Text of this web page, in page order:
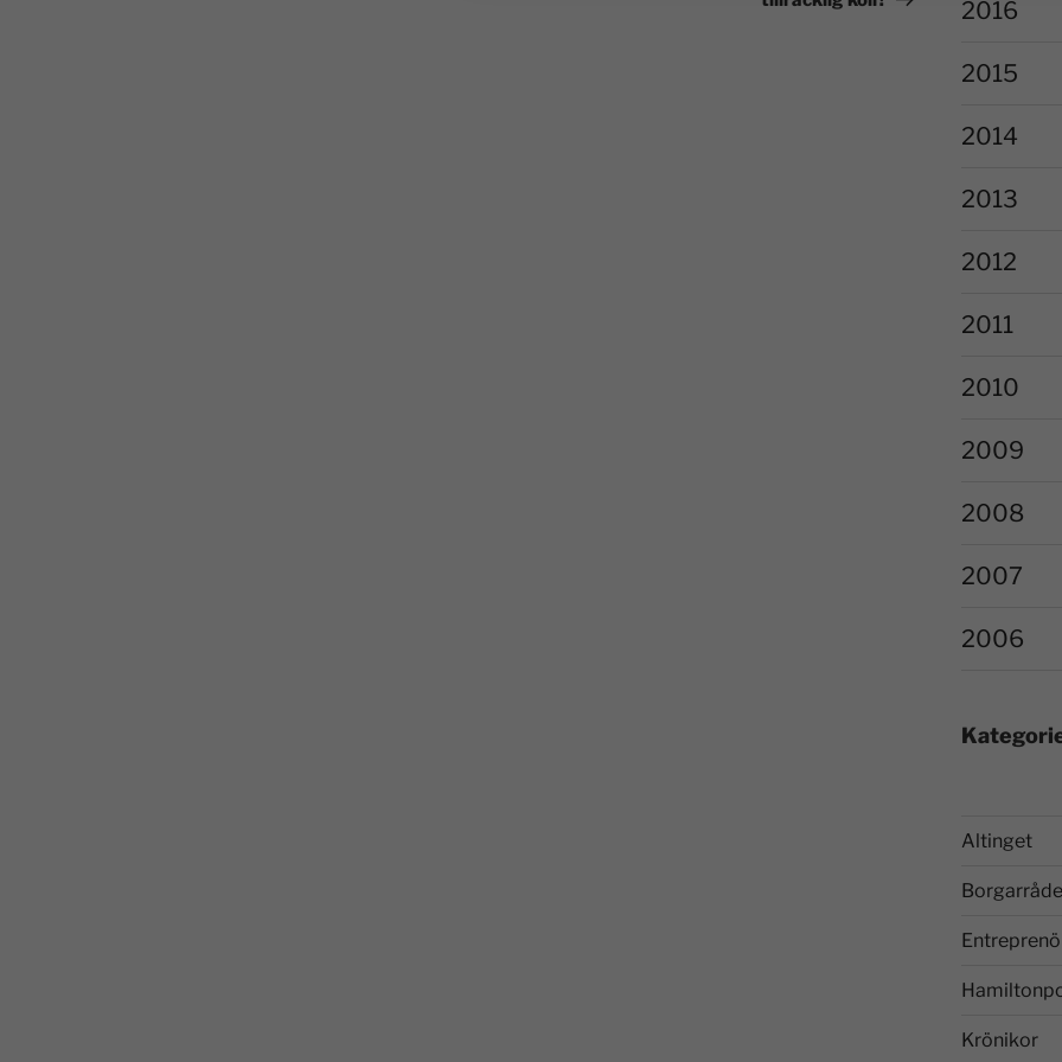
2016
2015
2014
2013
2012
2011
2010
2009
2008
2007
2006
Altinget
Krönikor